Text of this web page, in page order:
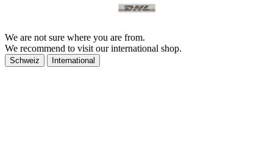
We are not sure where you are from.
We recommend to visit our international shop.
Schweiz International